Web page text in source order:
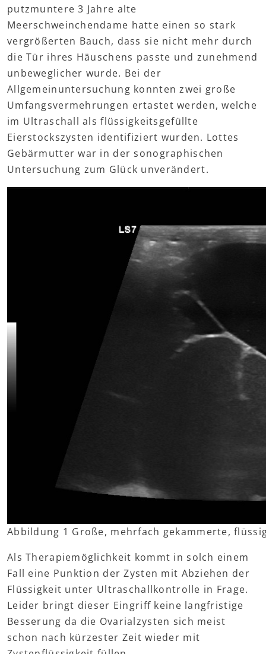
putzmuntere 3 Jahre alte
Meerschweinchendame hatte einen so stark
vergrößerten Bauch, dass sie nicht mehr durch
die Tür ihres Häuschens passte und zunehmend
unbeweglicher wurde. Bei der
Allgemeinuntersuchung konnten zwei große
Umfangsvermehrungen ertastet werden, welche
im Ultraschall als flüssigkeitsgefüllte
Eierstockszysten identifiziert wurden. Lottes
Gebärmutter war in der sonographischen
Untersuchung zum Glück unverändert.
Abbildung 1 Große, mehrfach gekammerte,
Als Therapiemöglichkeit kommt in solch einem
Fall eine Punktion der Zysten mit Abziehen der
Flüssigkeit unter Ultraschallkontrolle in Frage.
Leider bringt dieser Eingriff keine langfristige
Besserung da die Ovarialzysten sich meist
schon nach kürzester Zeit wieder mit